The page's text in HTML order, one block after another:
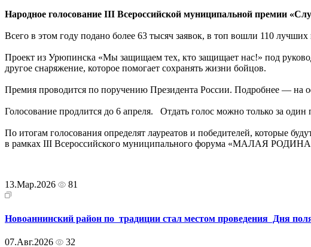
Народное голосование III Всероссийской муниципальной премии
Всего в этом году подано более 63 тысяч заявок, в топ вошли 110
Проект из Урюпинска «Мы защищаем тех, кто защищает нас!» под
другое снаряжение, которое помогает сохранять жизни бойцов.
Премия проводится по поручению Президента России. Подробнее — на
Голосование продлится до 6 апреля. Отдать голос можно только за
По итогам голосования определят лауреатов и победителей, которые
в рамках III Всероссийского муниципального форума «МАЛАЯ
13.Мар.2026 81
Новоаннинский район по традиции стал местом проведения Дня
07.Авг.2026 32